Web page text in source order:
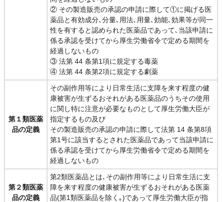
② その製造販売の承認の申請に際して①に掲げる医
薬品と有効成分､分量､用法､用量､効能､効果等が同一
性を有すると認められた医薬品であって､当該申請に
係る承認を受けてから厚生労働省令で定める期間を
経過しないもの
③ 法第 44 条第1項に規定する毒薬
④ 法第 44 条第2項に規定する劇薬
第１類医薬
品の定義
その副作用等により日常生活に支障を来す程度の健
康被害が生ずるおそれがある医薬品のうちその使用
に関し特に注意が必要なものとして厚生労働大臣が
指定するもの及び
その製造販売の承認の申請に際して法第 14 条第8項
第1号に該当するとされた医薬品であって当該申請に
係る承認を受けてから厚生労働省令で定める期間を
経過しないもの
第２類医薬
品の定義
第2類医薬品とは､その副作用等により日常生活に支
障を来す程度の健康被害が生ずるおそれがある医薬
品(第1類医薬品を除く｡)であって厚生労働大臣が指